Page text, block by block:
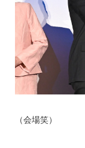
（会場笑）